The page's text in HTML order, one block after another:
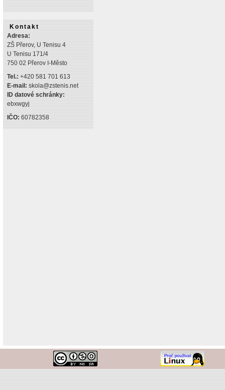
Kontakt
Adresa:
ZŠ Přerov, U Tenisu 4
U Tenisu 171/4
750 02 Přerov I-Město
Tel.: +420 581 701 613
E-mail: skola@zstenis.net
ID datové schránky:
ebxwgyj
IČO: 60782358